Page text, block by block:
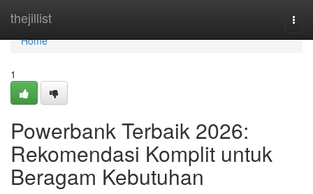
thejillist
Home
Home
1
Powerbank Terbaik 2026:
Rekomendasi Komplit untuk
Beragam Kebutuhan